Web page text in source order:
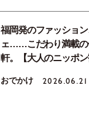
福岡発のファッショ
ェ……こだわり満載の
軒。【大人のニッポン
おでかけ 2026.06.21